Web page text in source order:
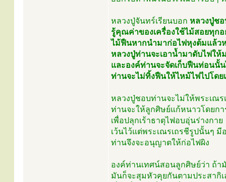
หลวงปู่จันทร์เรียนบอก หลวงปู่ช
รู้คุณค่าของเครื่องใช้ไม้สอยทุกอ
ไม้ฟืนหากนำมาก่อไฟหุงต้มแล้ว
หลวงปู่ท่านจะเอาน้ำมาดับไฟให้
และองค์ท่านจะจัดเก็บฟืนท่อนนั้
ท่านจะไม่ทิ้งฟืนให้ไหม้ไฟไปโดย
หลวงปู่ชอบท่านจะไม่ให้พระเณ
ท่านจะให้ลูกศิษย์แก้หนาวโดยกา
เพื่อปลุกเร้าธาตุไฟอบอุ่นร่างกาย
เว้นไว้แต่พระเณรเถรชีรูปนั้นๆ
ท่านจึงจะอนุญาตให้ก่อไฟผิง
องค์ท่านเทศน์สอนลูกศิษย์ว่า ถ้า
มันก็จะสุมหัวคุยกันตามประสากิ